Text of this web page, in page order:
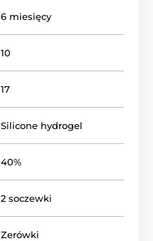
6 miesięcy
10
17
Silicone hydrogel
40%
2 soczewki
Zerówki